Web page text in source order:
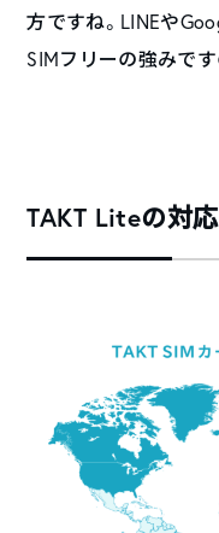
方ですね。LINEや
SIMフリーの強みです
TAKT Liteの対